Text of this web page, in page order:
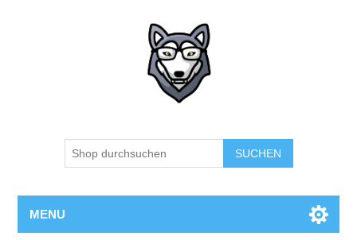
SUCHEN
MENU